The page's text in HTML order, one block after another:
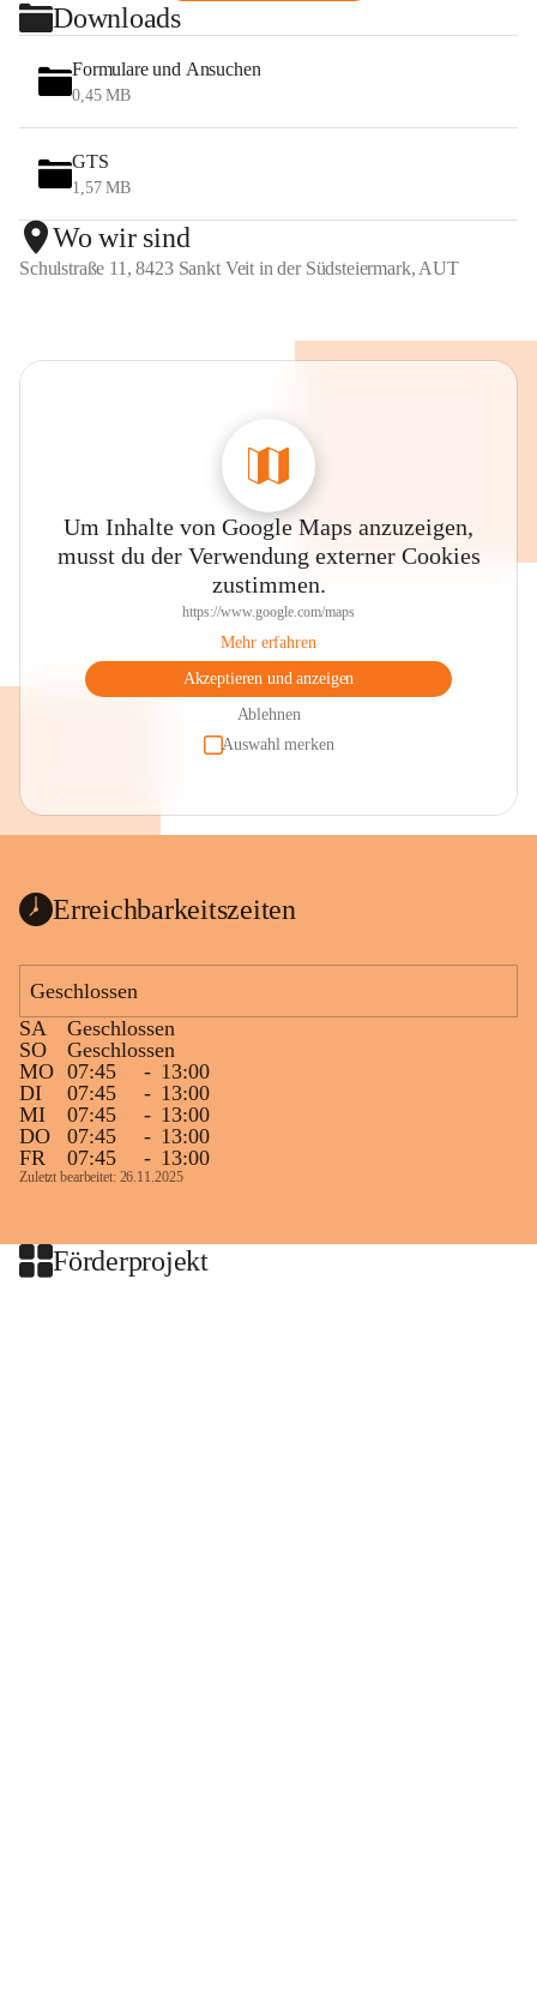
Downloads
Formulare und Ansuchen
0,45 MB
GTS
1,57 MB
Wo wir sind
Schulstraße 11, 8423 Sankt Veit in der Südsteiermark, AUT
Um Inhalte von Google Maps anzuzeigen,
musst du der Verwendung externer Cookies
zustimmen.
https://www.google.com/maps
Mehr erfahren
Akzeptieren und anzeigen
Ablehnen
Auswahl merken
Erreichbarkeitszeiten
Geschlossen
SA
Geschlossen
SO
Geschlossen
MO 07:45 - 13:00
DI
07:45 - 13:00
MI
07:45 - 13:00
DO
07:45 - 13:00
FR
07:45 - 13:00
Zuletzt bearbeitet: 26.11.2025
Förderprojekt